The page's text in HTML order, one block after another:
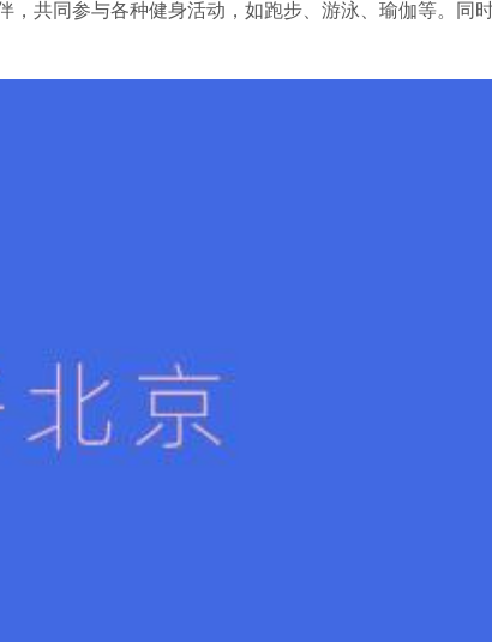
，共同参与各种健身活动，如跑步、游泳、瑜伽等。